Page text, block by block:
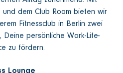
und dem Club Room bieten wir
Fitnessclub in Berlin zwei
persönliche Work-Life-
zu fördern.
Lounge